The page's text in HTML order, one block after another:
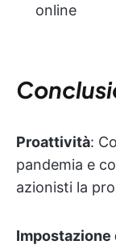
online
Proattività:
pandemia e
azionisti la